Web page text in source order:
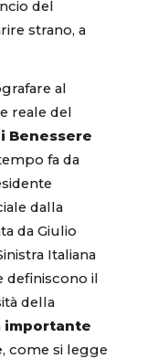
del
strano, a
al
reale del
Benessere
fa da
dalla
da Giulio
Italiana
definiscono il
della
importante
, come si legge